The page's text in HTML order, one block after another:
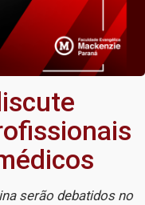
serão debatidos no